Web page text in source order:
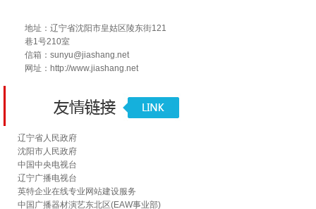
地址：辽宁省沈阳市皇姑区陵东街121
巷1号210室
信箱：sunyu@jiashang.net
网址： http://www.jiashang.net
辽宁省人民政府
沈阳市人民政府
中国中央电视台
辽宁广播电视台
英特企业在线专业网站建设服务
中国广播器材演艺东北区(EAW事业部)